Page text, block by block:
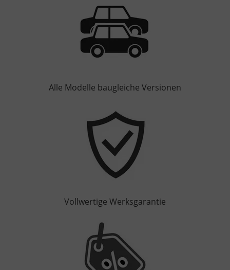
Alle Modelle baugleiche Versionen
Vollwertige Werksgarantie